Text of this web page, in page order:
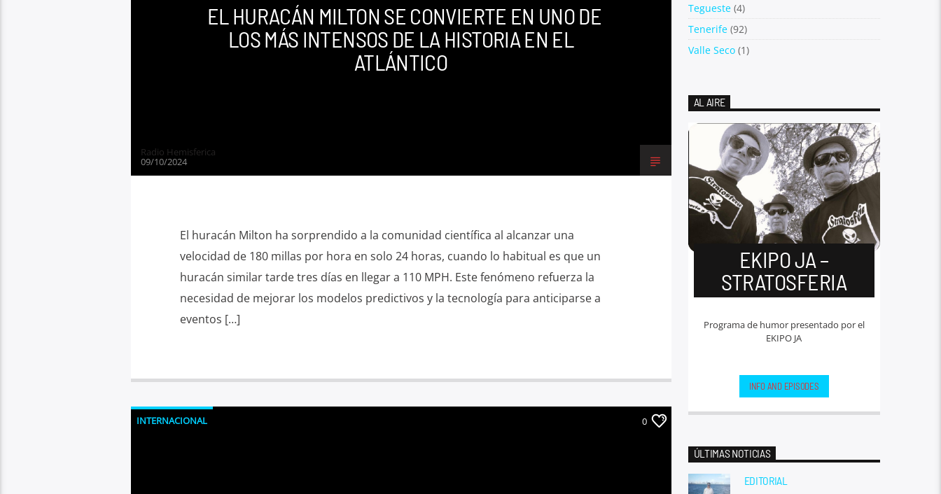
EL HURACÁN MILTON SE CONVIERTE EN UNO DE
LOS MÁS INTENSOS DE LA HISTORIA EN EL
ATLÁNTICO
Radio Hemisferica
09/10/2024
El huracán Milton ha sorprendido a la comunidad científica al alcanzar una
velocidad de 180 millas por hora en solo 24 horas, cuando lo habitual es que un
huracán similar tarde tres días en llegar a 110 MPH. Este fenómeno refuerza la
necesidad de mejorar los modelos predictivos y la tecnología para anticiparse a
eventos […]
INTERNACIONAL 0
Tegueste(4)
Tenerife(92)
Valle Seco(1)
AL AIRE
EKIPO JA –
STRATOSFERIA
Programa de humor presentado por el
EKIPO JA
INFO AND EPISODES
ÚLTIMAS NOTICIAS
EDITORIAL